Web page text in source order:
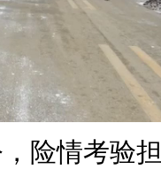
情考验担